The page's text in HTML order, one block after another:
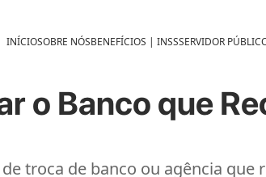
INÍCIOSOBRE NÓSBENEFÍCIOS | INSSSERVIDOR
o Banco que
troca de banco ou agência